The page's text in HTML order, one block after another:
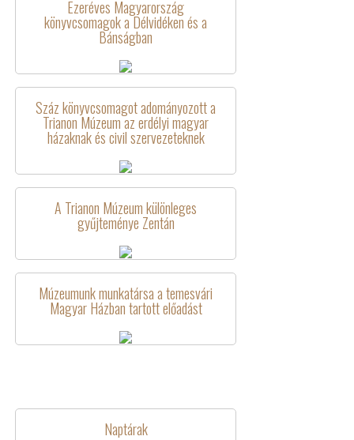
Ezeréves Magyarország
könyvcsomagok a Délvidéken és a
Bánságban
Száz könyvcsomagot adományozott a
Trianon Múzeum az erdélyi magyar
házaknak és civil szervezeteknek
A Trianon Múzeum különleges
gyűjteménye Zentán
Múzeumunk munkatársa a temesvári
Magyar Házban tartott előadást
Naptárak